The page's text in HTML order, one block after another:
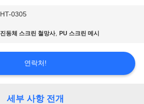
HT-0305
진동체 스크린 철망사,PU 스크린 메시
연락처!
세부 사항 전개